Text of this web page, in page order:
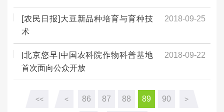
[农民日报]大豆新品种培育与育种技
术
2018-09-25
[北京您早]中国农科院作物科普基地
首次面向公众开放
2018-09-22
<< < 86 87 88 89 90 >